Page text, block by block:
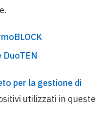
per la gestione di
utilizzati in queste